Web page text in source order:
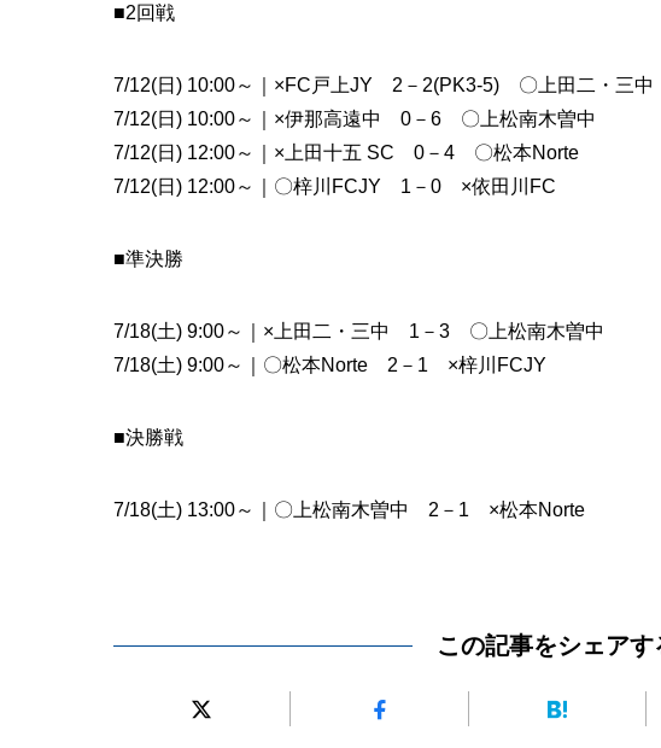
■2回戦
7/12(日) 10:00～｜×FC戸上JY 2－2(PK3-5) 〇上田二・三中
7/12(日) 10:00～｜×伊那高遠中 0－6 〇上松南木曽中
7/12(日) 12:00～｜×上田十五 SC 0－4 〇松本Norte
7/12(日) 12:00～｜〇梓川FCJY 1－0 ×依田川FC
■準決勝
7/18(土) 9:00～｜×上田二・三中 1－3 〇上松南木曽中
7/18(土) 9:00～｜〇松本Norte 2－1 ×梓川FCJY
■決勝戦
7/18(土) 13:00～｜〇上松南木曽中 2－1 ×松本Norte
この記事をシェアす